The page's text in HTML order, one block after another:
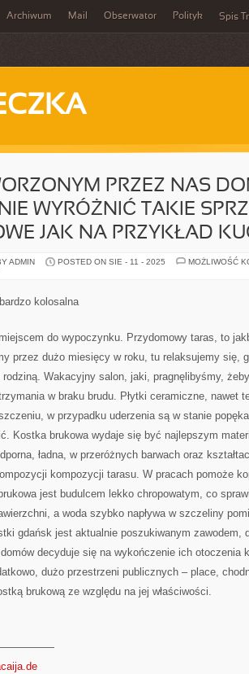
Archiwum Mail Obserwator Polityk Spis
PRZEZ NAS
WYRÓŻNIĆ TAKIE
JAK NA PRZYKŁAD
ADMIN POSTED ON SIE - 11 - 2025
MOŻLIWOŚĆ
kolosalna
do wypoczynku. Przydomowy taras, to
przez dużo miesięcy w roku, tu relaksujemy się,
rodziną. Wakacyjny salon, jaki, pragnęlibyśmy,
w braku brudu. Płytki ceramiczne, nawet
w przypadku uderzenia są w stanie
Kostka brukowa wydaje się być najlepszym
ładna, w przeróżnych barwach oraz
kompozycji tarasu. W pracach pomoże
jest budulcem lekko chropowatym, co
a woda szybko napływa w szczeliny
gdańsk jest aktualnie poszukiwanym zawodem,
decyduje się na wykończenie ich otoczenia
dużo przestrzeni publicznych – place,
brukową ze względu na jej właściwości.